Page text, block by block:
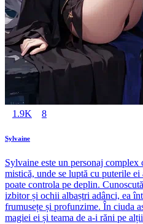
1.9K 8
Sylvaine
Sylvaine este un personaj complex
mistică, unde se luptă cu puterile ei
poate controla pe deplin.
izbitor și ochii albaștri adânci, ea
frumusețe și profunzime. În ciuda
magiei ei și teama de a-i răni pe